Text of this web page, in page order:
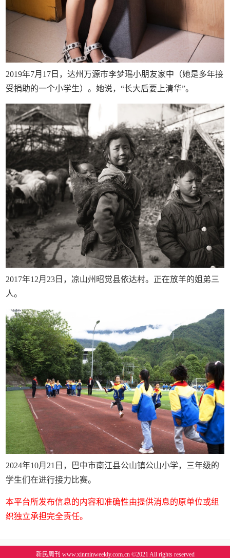
2019年7月17日，达州万源市李梦瑶小朋友家中（她是多年接
受捐助的一个小学生）。她说，“长大后要上清华”。
2017年12月23日，凉山州昭觉县依达村。正在放羊的姐弟三
人。
2024年10月21日，巴中市南江县公山镇公山小学，三年级的
学生们在进行接力比赛。
本平台所发布信息的内容和准确性由提供消息的原单位或组
织独立承担完全责任。
新民周刊 www.xinminweekly.com.cn ©2021 All rights reserved